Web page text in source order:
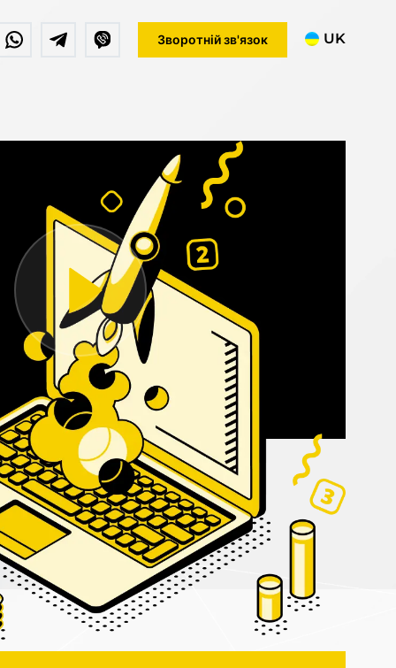
Зворотній зв'язок
UK